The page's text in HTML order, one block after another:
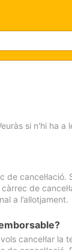
si n'hi ha a
de
a l’allotjament.
cancel·lar la